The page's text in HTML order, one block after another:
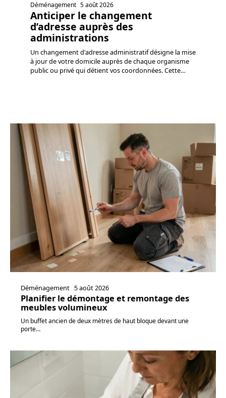
Déménagement 5 août 2026
Anticiper le changement
d’adresse auprès des
administrations
Un changement d'adresse administratif désigne la mise
à jour de votre domicile auprès de chaque organisme
public ou privé qui détient vos coordonnées. Cette…
Déménagement 5 août 2026
Planifier le démontage et remontage des
meubles volumineux
Un buffet ancien de deux mètres de haut bloque devant une
porte…